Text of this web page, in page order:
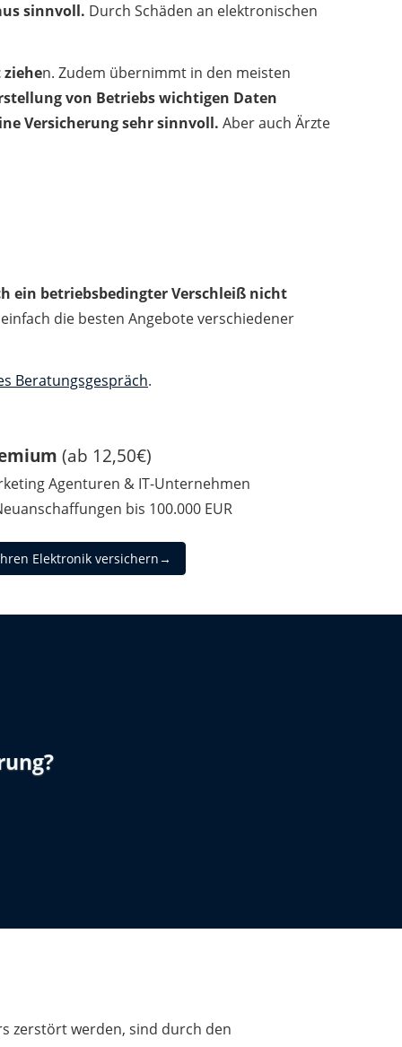
sinnvoll. Durch Schäden an elektronischen
n. Zudem übernimmt in den meisten
von Betriebs wichtigen Daten
Versicherung sehr sinnvoll. Aber auch Ärzte
ein betriebsbedingter Verschleiß nicht
die besten Angebote verschiedener
Beratungsgespräch.
(ab 12,50€)
Agenturen & IT-Unternehmen
bis 100.000 EUR
Elektronik versichern→
zerstört werden, sind durch den